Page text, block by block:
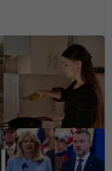
elixír dlhovekosti
radí, ako spoznať kvalitu
Slováci si vybrali
najlepšieho prezidenta.
Pre Fica aj Šimečku majú
jasný odkaz (PRIESKUM)